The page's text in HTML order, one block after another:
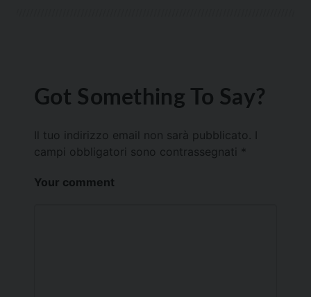
Got Something To Say?
Il tuo indirizzo email non sarà pubblicato.
campi obbligatori sono contrassegnati *
Your comment